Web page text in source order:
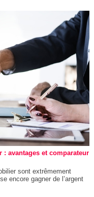
avantages et comparateur
sont extrêmement
encore gagner de l’argent